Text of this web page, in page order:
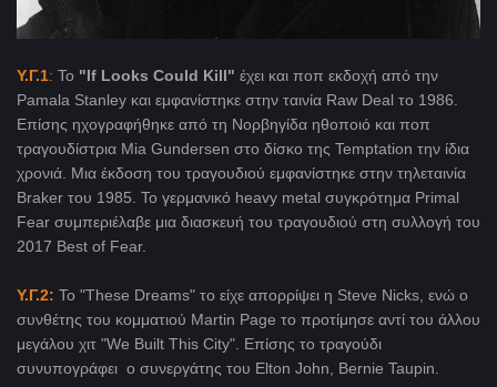
Y.Γ.1: Το "If Looks Could Kill" έχει και ποπ εκδοχή από την
Pamala Stanley και εμφανίστηκε στην ταινία Raw Deal το 1986.
Επίσης ηχογραφήθηκε από τη Νορβηγίδα ηθοποιό και ποπ
τραγουδίστρια Mia Gundersen στο δίσκο της Temptation την ίδια
χρονιά. Μια έκδοση του τραγουδιού εμφανίστηκε στην τηλεταινία
Braker του 1985. Το γερμανικό heavy metal συγκρότημα Primal
Fear συμπεριέλαβε μια διασκευή του τραγουδιού στη συλλογή του
2017 Best of Fear.
Υ.Γ.2: Το "These Dreams" το είχε απορρίψει η Steve Nicks, ενώ ο
συνθέτης του κομματιού Martin Page το προτίμησε αντί του άλλου
μεγάλου χιτ "We Built This City". Επίσης το τραγούδι
συνυπογράφει ο συνεργάτης του Elton John, Bernie Taupin.